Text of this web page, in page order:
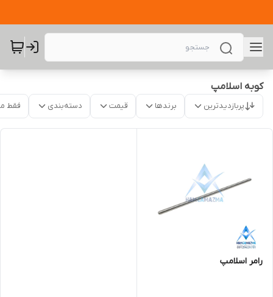
کوبه اسلامپ
پربازدیدترین برندها قیمت دسته‌بندی فقط
رامر اسلامپ